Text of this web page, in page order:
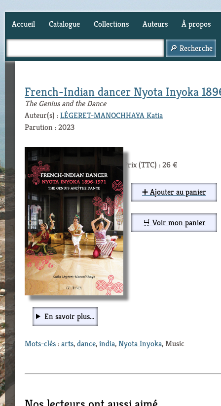
Accueil Catalogue Collections Auteurs À propos
French-Indian dancer Nyota Inyoka
The Genius and the Dance
Auteur(s) :LÉGERET-MANOCHHAYA Katia
Parution : 2023
Prix (TTC) : 26 €
➕ Ajouter au panier
🛒 Voir mon panier
En savoir plus...
Mots-clés:arts,dance,india,Nyota Inyoka, Music